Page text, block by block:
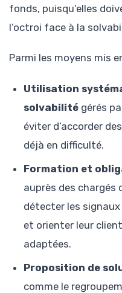
fonds, puisqu’elles
l’octroi face à la
Parmi les moyens mis
Utilisation
solvabilité gérés
éviter d’accorder
déjà en difficulté.
Formation et
auprès des chargés
détecter les
et orienter leur
adaptées.
Proposition de
comme le